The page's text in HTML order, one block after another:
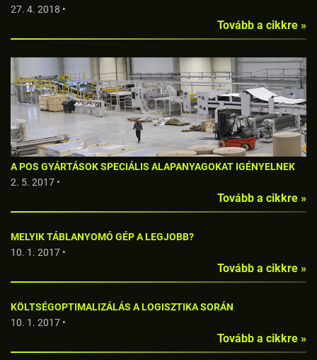
27. 4. 2018 •
Tovább a cikkre »
A POS GYÁRTÁSOK SPECIÁLIS ALAPANYAGOKAT IGÉNYELNEK
2. 5. 2017 •
Tovább a cikkre »
MELYIK TÁBLANYOMÓ GÉP A LEGJOBB?
10. 1. 2017 •
Tovább a cikkre »
KÖLTSÉGOPTIMALIZÁLÁS A LOGISZTIKA SORÁN
10. 1. 2017 •
Tovább a cikkre »